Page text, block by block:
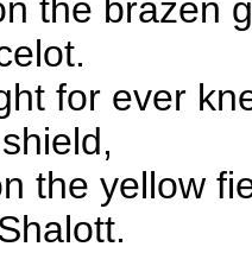
the brazen
for ever
the yellow